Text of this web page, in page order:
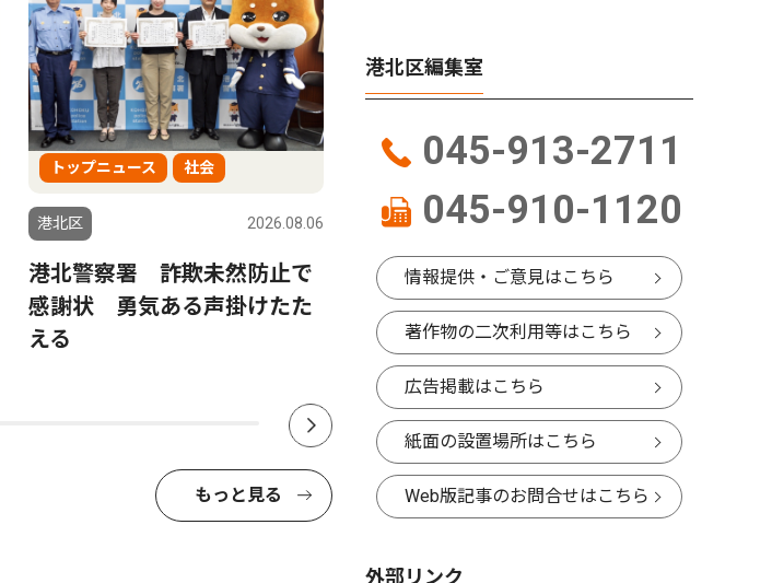
トップニュース 社会
港北区 2026.08.06
港北警察署 詐欺未然防止で
感謝状 勇気ある声掛けたた
える
人物風土記
港北区 2026.08.06
文部科学省の留学支援制度で
12月からドイツへ渡り移民問
題を調査する 辻下 文香さ
ん 菊名在住 16歳
大倉山の
地域豊か
もっと見る
港北区編集室
045-913-2711
045-910-1120
情報提供・ご意見はこちら
著作物の二次利用等はこちら
広告掲載はこちら
紙面の設置場所はこちら
Web版記事のお問合せはこちら
外部リンク